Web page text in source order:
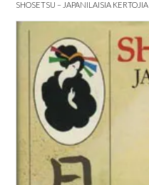
SHOSETSU – JAPANILAISIA KERTOJIA